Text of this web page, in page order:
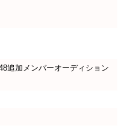
追加メンバーオーディション